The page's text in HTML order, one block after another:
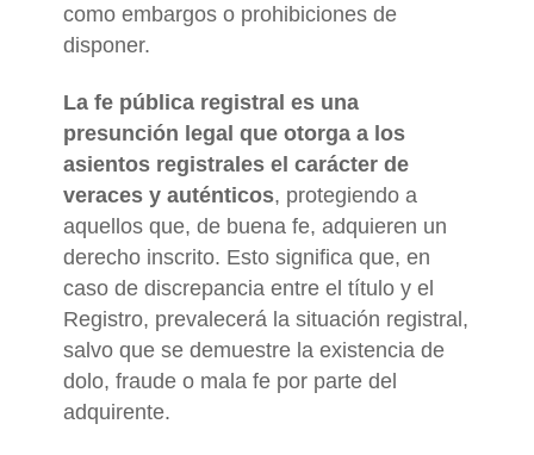
como embargos o prohibiciones de
disponer.
La fe pública registral es una
presunción legal que otorga a los
asientos registrales el carácter de
veraces y auténticos, protegiendo a
aquellos que, de buena fe, adquieren un
derecho inscrito. Esto significa que, en
caso de discrepancia entre el título y el
Registro, prevalecerá la situación registral,
salvo que se demuestre la existencia de
dolo, fraude o mala fe por parte del
adquirente.